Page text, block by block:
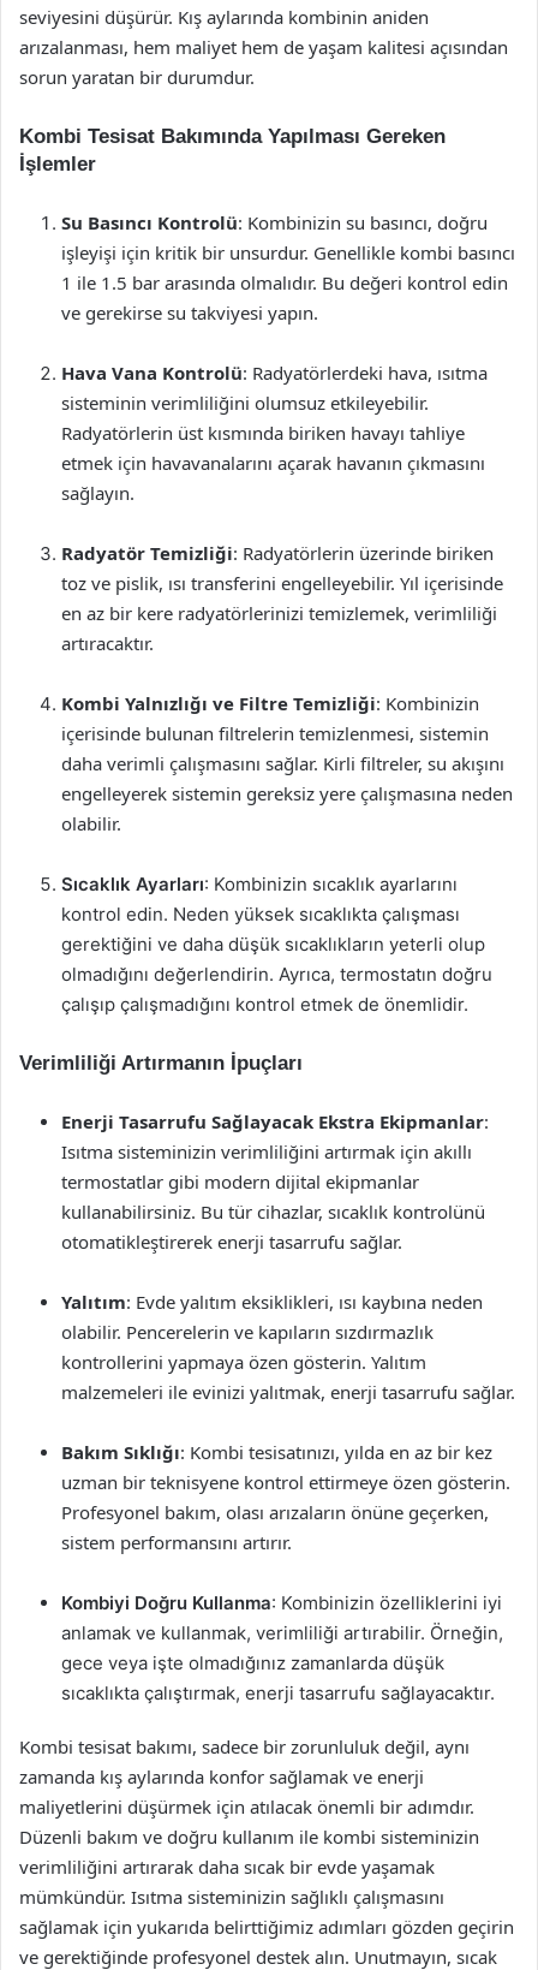
seviyesini düşürür. Kış aylarında kombinin aniden
arızalanması, hem maliyet hem de yaşam kalitesi açısından
sorun yaratan bir durumdur.
Kombi Tesisat Bakımında Yapılması Gereken
İşlemler
Su Basıncı Kontrolü: Kombinizin su basıncı, doğru
işleyişi için kritik bir unsurdur. Genellikle kombi basıncı
1 ile 1.5 bar arasında olmalıdır. Bu değeri kontrol edin
ve gerekirse su takviyesi yapın.
Hava Vana Kontrolü: Radyatörlerdeki hava, ısıtma
sisteminin verimliliğini olumsuz etkileyebilir.
Radyatörlerin üst kısmında biriken havayı tahliye
etmek için havavanalarını açarak havanın çıkmasını
sağlayın.
Radyatör Temizliği: Radyatörlerin üzerinde biriken
toz ve pislik, ısı transferini engelleyebilir. Yıl içerisinde
en az bir kere radyatörlerinizi temizlemek, verimliliği
artıracaktır.
Kombi Yalnızlığı ve Filtre Temizliği: Kombinizin
içerisinde bulunan filtrelerin temizlenmesi, sistemin
daha verimli çalışmasını sağlar. Kirli filtreler, su akışını
engelleyerek sistemin gereksiz yere çalışmasına neden
olabilir.
Sıcaklık Ayarları: Kombinizin sıcaklık ayarlarını
kontrol edin. Neden yüksek sıcaklıkta çalışması
gerektiğini ve daha düşük sıcaklıkların yeterli olup
olmadığını değerlendirin. Ayrıca, termostatın doğru
çalışıp çalışmadığını kontrol etmek de önemlidir.
Verimliliği Artırmanın İpuçları
Enerji Tasarrufu Sağlayacak Ekstra Ekipmanlar:
Isıtma sisteminizin verimliliğini artırmak için akıllı
termostatlar gibi modern dijital ekipmanlar
kullanabilirsiniz. Bu tür cihazlar, sıcaklık kontrolünü
otomatikleştirerek enerji tasarrufu sağlar.
Yalıtım: Evde yalıtım eksiklikleri, ısı kaybına neden
olabilir. Pencerelerin ve kapıların sızdırmazlık
kontrollerini yapmaya özen gösterin. Yalıtım
malzemeleri ile evinizi yalıtmak, enerji tasarrufu sağlar.
Bakım Sıklığı: Kombi tesisatınızı, yılda en az bir kez
uzman bir teknisyene kontrol ettirmeye özen gösterin.
Profesyonel bakım, olası arızaların önüne geçerken,
sistem performansını artırır.
Kombiyi Doğru Kullanma: Kombinizin özelliklerini iyi
anlamak ve kullanmak, verimliliği artırabilir. Örneğin,
gece veya işte olmadığınız zamanlarda düşük
sıcaklıkta çalıştırmak, enerji tasarrufu sağlayacaktır.
Kombi tesisat bakımı, sadece bir zorunluluk değil, aynı
zamanda kış aylarında konfor sağlamak ve enerji
maliyetlerini düşürmek için atılacak önemli bir adımdır.
Düzenli bakım ve doğru kullanım ile kombi sisteminizin
verimliliğini artırarak daha sıcak bir evde yaşamak
mümkündür. Isıtma sisteminizin sağlıklı çalışmasını
sağlamak için yukarıda belirttiğimiz adımları gözden geçirin
ve gerektiğinde profesyonel destek alın. Unutmayın, sıcak